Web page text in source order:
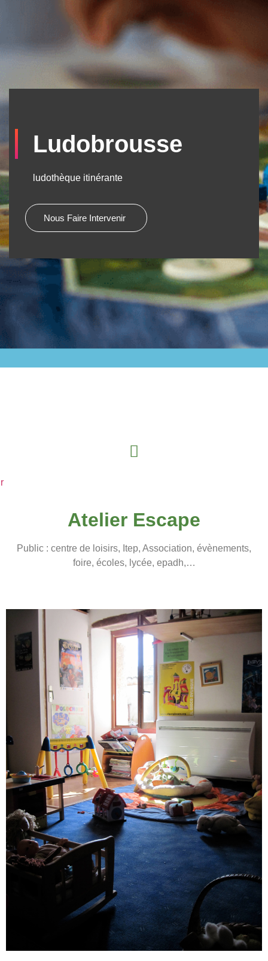
Ludobrousse
ludothèque itinérante
Nous Faire Intervenir
Atelier Escape​
Public : centre de loisirs, Itep, Association, évènements,
foire, écoles, lycée, epadh,…